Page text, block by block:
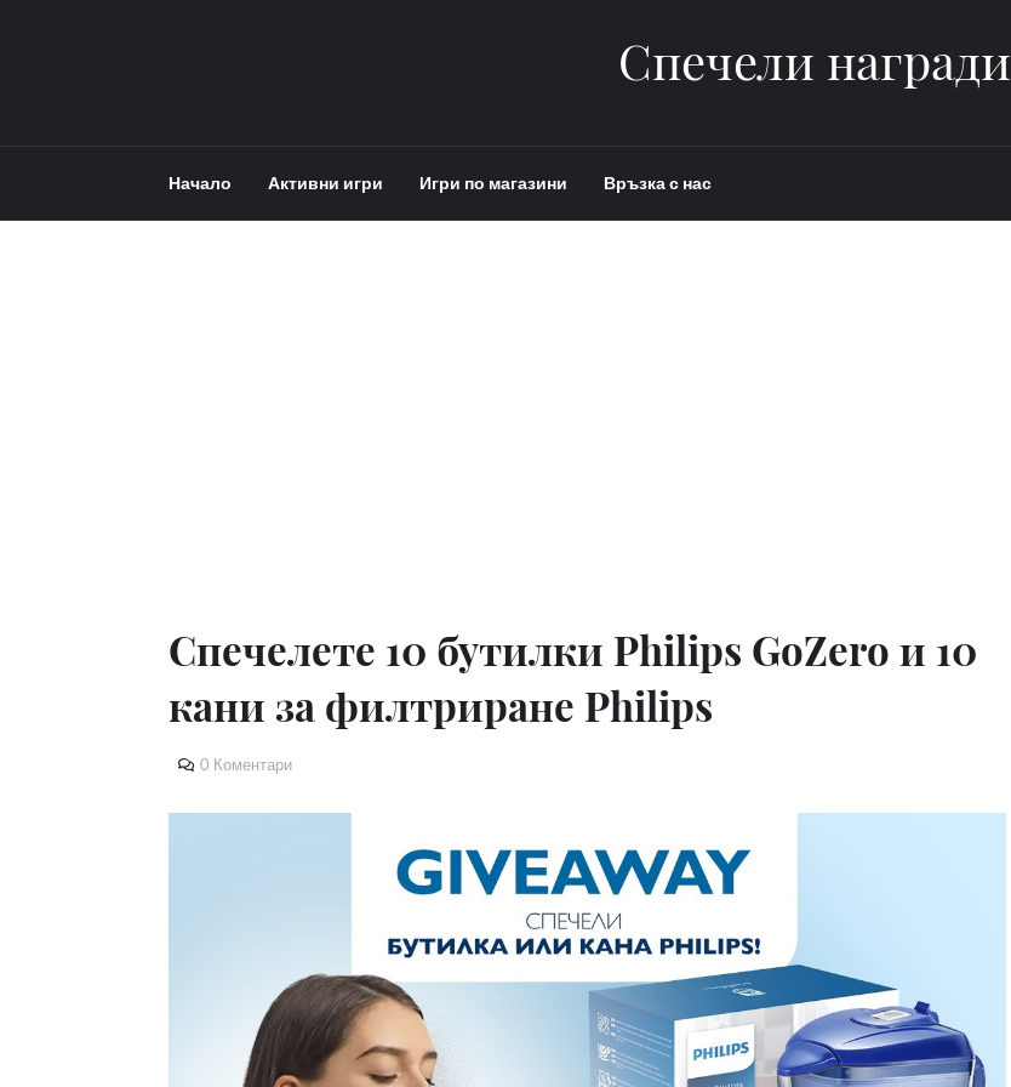
Спечели награди
Начало Активни игри Игри по магазини Връзка с нас
Спечелете 10 бутилки Philips GoZero и 10
кани за филтриране Philips
0 Коментари